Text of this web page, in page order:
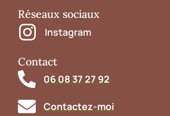
Réseaux sociaux
Instagram
Contact
06 08 37 27 92
Contactez-moi